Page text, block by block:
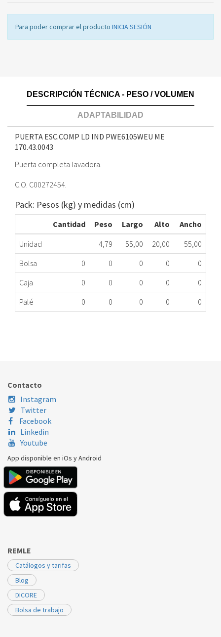
Para poder comprar el producto INICIA SESIÓN
DESCRIPCIÓN TÉCNICA - PESO / VOLUMEN
ADAPTABILIDAD
PUERTA ESC.COMP LD IND PWE6105WEU ME
170.43.0043
Puerta completa lavadora.
C.O. C00272454.
Pack: Pesos (kg) y medidas (cm)
Cantidad Peso Largo Alto
Ancho
Unidad
4,79 55,00 20,00
55,00
Bolsa
0 0 0 0
0
Caja
0 0 0 0
0
Palé
0 0 0 0 0
Contacto
Instagram
Twitter
Facebook
Linkedin
Youtube
App disponible en iOs y Android
REMLE
Catálogos y tarifas
Blog
DICORE
Bolsa de trabajo